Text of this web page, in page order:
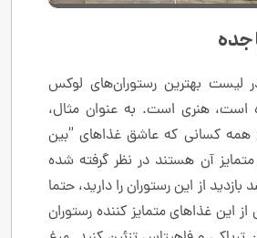
جده
لیست بهترین رستوران‌های لوکس
است، هنری است. به عنوان مثال،
همه کسانی که عاشق غذاهای “بین
متمایز آن هستند در نظر گرفته شده
از این رستوران را دارید، حتما
این غذاهای متمایز کننده رستوران